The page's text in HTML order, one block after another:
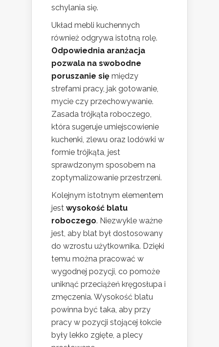
schylania się.
Układ mebli kuchennych
również odgrywa istotną rolę.
Odpowiednia aranżacja
pozwala na swobodne
poruszanie się między
strefami pracy, jak gotowanie,
mycie czy przechowywanie.
Zasada trójkąta roboczego,
która sugeruje umiejscowienie
kuchenki, zlewu oraz lodówki w
formie trójkąta, jest
sprawdzonym sposobem na
zoptymalizowanie przestrzeni.
Kolejnym istotnym elementem
jest wysokość blatu
roboczego. Niezwykle ważne
jest, aby blat był dostosowany
do wzrostu użytkownika. Dzięki
temu można pracować w
wygodnej pozycji, co pomoże
uniknąć przeciążeń kręgosłupa i
zmęczenia. Wysokość blatu
powinna być taka, aby przy
pracy w pozycji stojącej łokcie
były lekko zgięte, a plecy